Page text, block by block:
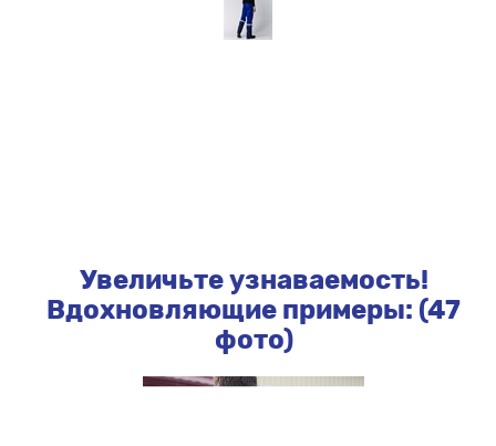
Увеличьте узнаваемость!
Вдохновляющие примеры: (47
фото)